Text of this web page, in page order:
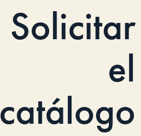
Solicitar
el
catálogo